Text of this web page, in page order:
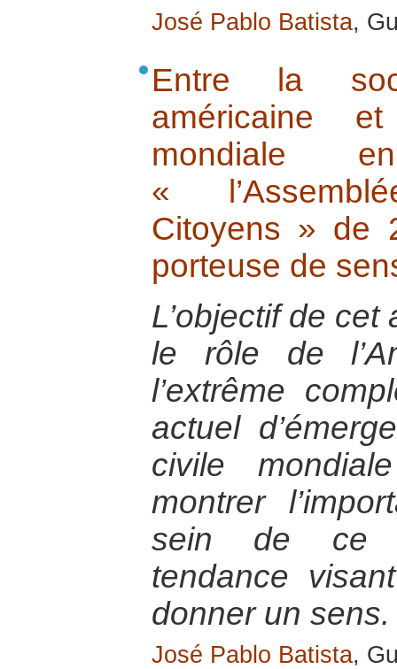
José Pablo Batista,
Entre la
américaine
mondiale
«
Citoyens » de
porteuse de
L’objectif de cet
le rôle de
l’extrême
actuel
civile
montrer
sein de ce
tendance
donner un sens.
José Pablo Batista,